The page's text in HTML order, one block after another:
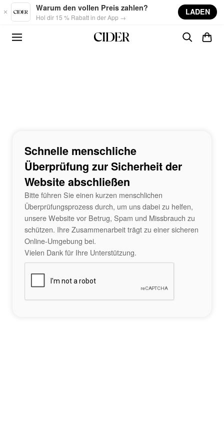
Skip to main content
Warum den vollen Preis zahlen?
Hol dir 15 % Rabatt in der App →
LADEN
Schnelle menschliche
Überprüfung zur Sicherheit der
Website abschließen
Bitte führen Sie einen kurzen menschlichen
Überprüfungsprozess durch, um uns dabei zu helfen,
unsere Website vor Betrug, Spam und Missbrauch zu
schützen. Ihre Zusammenarbeit trägt zu einer sicheren
Online-Umgebung bei.
Vielen Dank für Ihre Unterstützung.